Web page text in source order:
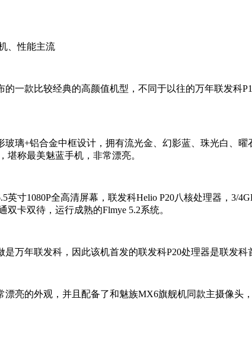
、性能主流
款比较经典的高颜值机型，不同于以往的万年联发科
+铝合金中框设计，拥有流光金、幻影蓝、珠光白、曜
堪称最美魅蓝手机，非常漂亮。
1080P全高清屏幕，联发科Helio P20八核处理器，3/
卡双待，运行成熟的Flmye 5.2系统。
年联发科，因此该机首发的联发科P20处理器是联发科
的外观，并且配备了和魅族MX6旗舰机同款主摄像头